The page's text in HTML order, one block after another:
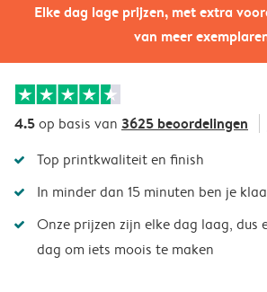
Elke dag lage prijzen, met extra
van meer
4.5op basis van 3625 beoordelingen
Top printkwaliteit en finish
In minder dan 15 minuten ben je
Onze prijzen zijn elke dag laag, dus
dag om iets moois te maken